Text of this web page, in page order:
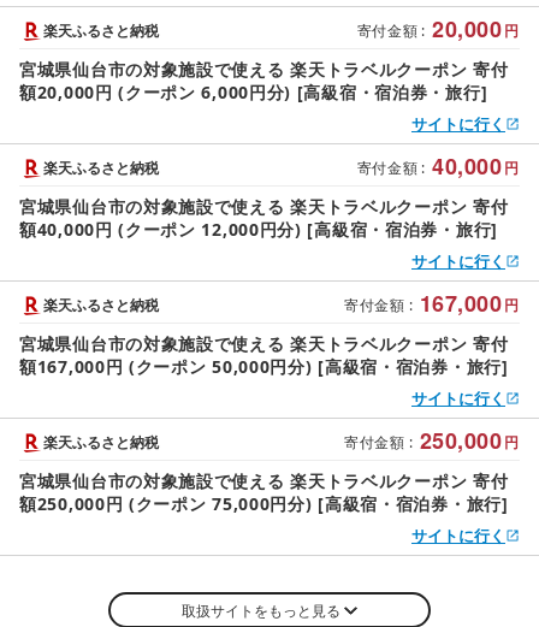
寄付金額 : 20,000円
楽天ふるさと納税
宮城県仙台市の対象施設で使える 楽天トラベルクーポン 寄付
額20,000円 (クーポン 6,000円分) [高級宿・宿泊券・旅行]
サイトに行く
寄付金額 : 40,000円
楽天ふるさと納税
宮城県仙台市の対象施設で使える 楽天トラベルクーポン 寄付
額40,000円 (クーポン 12,000円分) [高級宿・宿泊券・旅行]
サイトに行く
寄付金額 : 167,000円
楽天ふるさと納税
宮城県仙台市の対象施設で使える 楽天トラベルクーポン 寄付
額167,000円 (クーポン 50,000円分) [高級宿・宿泊券・旅行]
サイトに行く
寄付金額 : 250,000円
楽天ふるさと納税
宮城県仙台市の対象施設で使える 楽天トラベルクーポン 寄付
額250,000円 (クーポン 75,000円分) [高級宿・宿泊券・旅行]
サイトに行く
取扱サイトをもっと見る